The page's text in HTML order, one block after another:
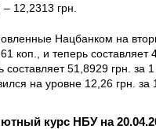
12,2313 грн.
Нацбанком на
коп., и теперь составляет
51,8929 грн. за
на уровне 12,26 грн. за
курс НБУ на